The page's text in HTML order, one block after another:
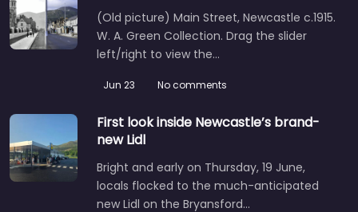
(Old picture) Main Street, Newcastle c.1915.
W. A. Green Collection. Drag the slider
left/right to view the…
Jun 23 No comments
First look inside Newcastle’s brand-
new Lidl
Bright and early on Thursday, 19 June,
locals flocked to the much-anticipated
new Lidl on the Bryansford…